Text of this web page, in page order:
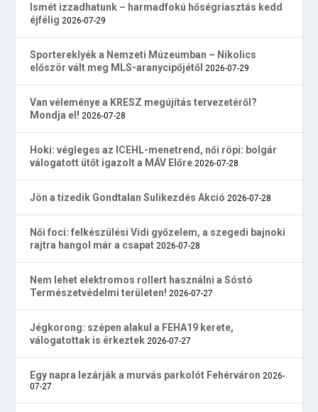
Ismét izzadhatunk – harmadfokú hőségriasztás kedd
éjfélig 2026-07-29
Sportereklyék a Nemzeti Múzeumban – Nikolics
először vált meg MLS-aranycipőjétől 2026-07-29
Van véleménye a KRESZ megújítás tervezetéről?
Mondja el! 2026-07-28
Hoki: végleges az ICEHL-menetrend, női röpi: bolgár
válogatott ütőt igazolt a MÁV Előre 2026-07-28
Jön a tizedik Gondtalan Sulikezdés Akció 2026-07-28
Női foci: felkészülési Vidi győzelem, a szegedi bajnoki
rajtra hangol már a csapat 2026-07-28
Nem lehet elektromos rollert használni a Sóstó
Természetvédelmi területen! 2026-07-27
Jégkorong: szépen alakul a FEHA19 kerete,
válogatottak is érkeztek 2026-07-27
Egy napra lezárják a murvás parkolót Fehérváron 2026-
07-27